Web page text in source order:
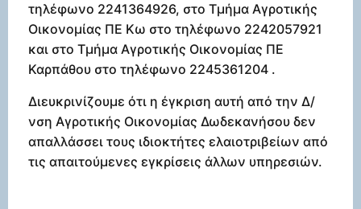
τηλέφωνο 2241364926, στο Τμήμα Αγροτικής
Οικονομίας ΠΕ Κω στο τηλέφωνο 2242057921
και στο Τμήμα Αγροτικής Οικονομίας ΠΕ
Καρπάθου στο τηλέφωνο 2245361204 .
Διευκρινίζουμε ότι η έγκριση αυτή από την Δ/
νση Αγροτικής Οικονομίας Δωδεκανήσου δεν
απαλλάσσει τους ιδιοκτήτες ελαιοτριβείων από
τις απαιτούμενες εγκρίσεις άλλων υπηρεσιών.